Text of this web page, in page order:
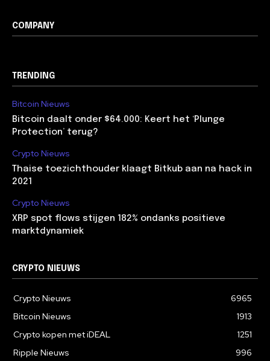
COMPANY
TRENDING
Bitcoin Nieuws
Bitcoin daalt onder $64.000: Keert het ‘Plunge
Protection’ terug?
Crypto Nieuws
Thaise toezichthouder klaagt Bitkub aan na hack in
2021
Crypto Nieuws
XRP spot flows stijgen 182% ondanks positieve
marktdynamiek
CRYPTO NIEUWS
Crypto Nieuws
6965
Bitcoin Nieuws
1913
Crypto kopen met iDEAL
1251
Ripple Nieuws
996